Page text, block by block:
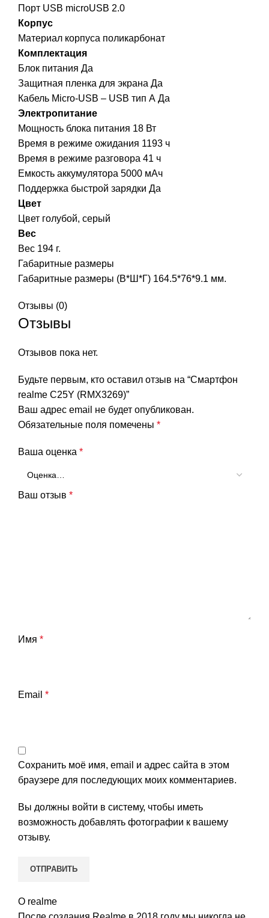
Порт USB microUSB 2.0
Корпус
Материал корпуса поликарбонат
Комплектация
Блок питания Да
Защитная пленка для экрана Да
Кабель Micro-USB – USB тип А Да
Электропитание
Мощность блока питания 18 Вт
Время в режиме ожидания 1193 ч
Время в режиме разговора 41 ч
Емкость аккумулятора 5000 мАч
Поддержка быстрой зарядки Да
Цвет
Цвет голубой, серый
Вес
Вес 194 г.
Габаритные размеры
Габаритные размеры (В*Ш*Г) 164.5*76*9.1 мм.
Отзывы (0)
Отзывы
Отзывов пока нет.
Будьте первым, кто оставил отзыв на “Смартфон
realme C25Y (RMX3269)”
Ваш адрес email не будет опубликован.
Обязательные поля помечены *
Ваша оценка *
Ваш отзыв *
Имя *
Email *
Сохранить моё имя, email и адрес сайта в этом
браузере для последующих моих комментариев.
Вы должны войти в систему, чтобы иметь
возможность добавлять фотографии к вашему
отзыву.
О realme